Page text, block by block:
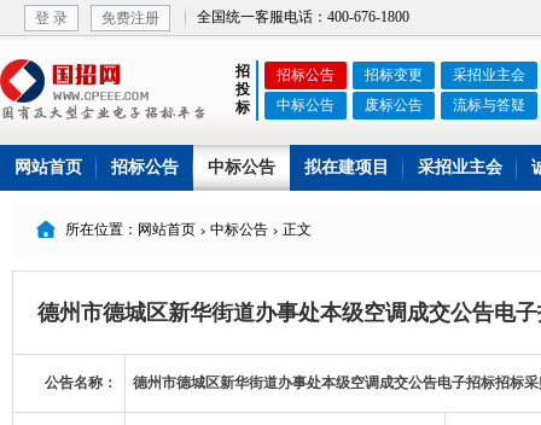
登 录 免费注册 全国统一客服电话：400-676-1800
招
投
标
招标公告 招标变更
采招业主会
中标公告
废标公告 流标与答疑
网站首页 招标公告 中标公告 拟在建项目 采招业主会
 所在位置：网站首页  中标公告  正文
德州市德城区新华街道办事处本级空调成交公告电
公告名称： 德州市德城区新华街道办事处本级空调成交公告电子招标招标